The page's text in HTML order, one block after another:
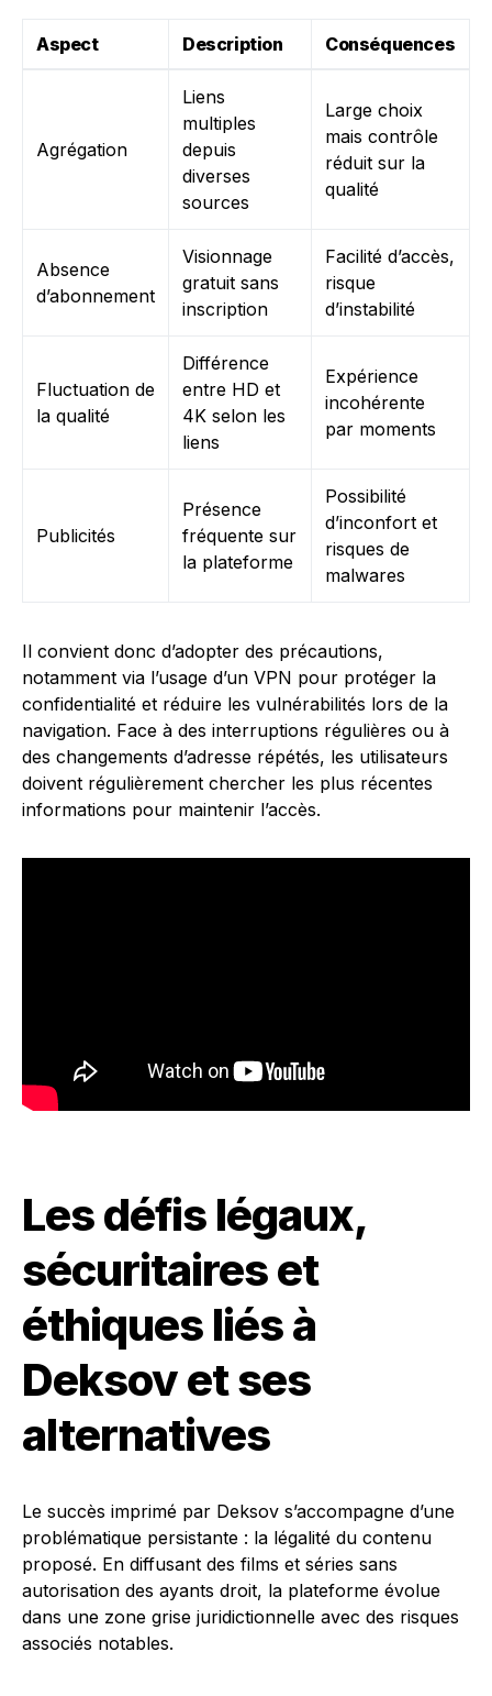
Aspect Description Conséquences
Agrégation
Liens
multiples
depuis
diverses
sources
Large choix
mais contrôle
réduit sur la
qualité
Absence
d’abonnement
Visionnage
gratuit sans
inscription
Facilité d’accès,
risque
d’instabilité
Fluctuation de
la qualité
Différence
entre HD et
4K selon les
liens
Expérience
incohérente
par moments
Publicités
Présence
fréquente sur
la plateforme
Possibilité
d’inconfort et
risques de
malwares
Il convient donc d’adopter des précautions,
notamment via l’usage d’un VPN pour protéger la
confidentialité et réduire les vulnérabilités lors de la
navigation. Face à des interruptions régulières ou à
des changements d’adresse répétés, les utilisateurs
doivent régulièrement chercher les plus récentes
informations pour maintenir l’accès.
Les défis légaux,
sécuritaires et
éthiques liés à
Deksov et ses
alternatives
Le succès imprimé par Deksov s’accompagne d’une
problématique persistante : la légalité du contenu
proposé. En diffusant des films et séries sans
autorisation des ayants droit, la plateforme évolue
dans une zone grise juridictionnelle avec des risques
associés notables.